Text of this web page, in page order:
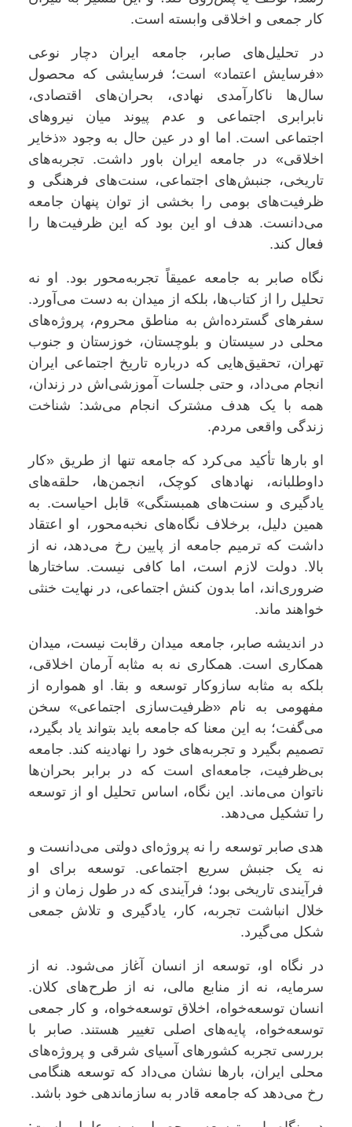
کار جمعی و اخلاقی وابسته است.
در تحلیل‌های صابر، جامعه ایران دچار نوعی
«فرسایش اعتماد» است؛ فرسایشی که محصول
سال‌ها ناکارآمدی نهادی، بحران‌های اقتصادی،
نابرابری اجتماعی و عدم پیوند میان نیروهای
اجتماعی است. اما او در عین حال به وجود «ذخایر
اخلاقی» در جامعه ایران باور داشت. تجربه‌های
تاریخی، جنبش‌های اجتماعی، سنت‌های فرهنگی و
ظرفیت‌های بومی را بخشی از توان پنهان جامعه
می‌دانست. هدف او این بود که این ظرفیت‌ها را
فعال کند.
نگاه صابر به جامعه عمیقاً تجربه‌محور بود. او نه
تحلیل را از کتاب‌ها، بلکه از میدان به دست می‌آورد.
سفرهای گسترده‌اش به مناطق محروم، پروژه‌های
محلی در سیستان و بلوچستان، خوزستان و جنوب
تهران، تحقیق‌هایی که درباره تاریخ اجتماعی ایران
انجام می‌داد، و حتی جلسات آموزشی‌اش در زندان،
همه با یک هدف مشترک انجام می‌شد: شناخت
زندگی واقعی مردم.
او بارها تأکید می‌کرد که جامعه تنها از طریق «کار
داوطلبانه، نهادهای کوچک، انجمن‌ها، حلقه‌های
یادگیری و سنت‌های همبستگی» قابل احیاست. به
همین دلیل، برخلاف نگاه‌های نخبه‌محور، او اعتقاد
داشت که ترمیم جامعه از پایین رخ می‌دهد، نه از
بالا. دولت لازم است، اما کافی نیست. ساختارها
ضروری‌اند، اما بدون کنش اجتماعی، در نهایت خنثی
خواهند ماند.
در اندیشه صابر، جامعه میدان رقابت نیست، میدان
همکاری است. همکاری نه به مثابه آرمان اخلاقی،
بلکه به مثابه سازوکار توسعه و بقا. او همواره از
مفهومی به نام «ظرفیت‌سازی اجتماعی» سخن
می‌گفت؛ به این معنا که جامعه باید بتواند یاد بگیرد،
تصمیم بگیرد و تجربه‌های خود را نهادینه کند. جامعه
بی‌ظرفیت، جامعه‌ای است که در برابر بحران‌ها
ناتوان می‌ماند. این نگاه، اساس تحلیل او از توسعه
را تشکیل می‌دهد.
هدی صابر توسعه را نه پروژه‌ای دولتی می‌دانست و
نه یک جنبش سریع اجتماعی. توسعه برای او
فرآیندی تاریخی بود؛ فرآیندی که در طول زمان و از
خلال انباشت تجربه، کار، یادگیری و تلاش جمعی
شکل می‌گیرد.
در نگاه او، توسعه از انسان آغاز می‌شود. نه از
سرمایه، نه از منابع مالی، نه از طرح‌های کلان.
انسان توسعه‌خواه، اخلاق توسعه‌خواه، و کار جمعی
توسعه‌خواه، پایه‌های اصلی تغییر هستند. صابر با
بررسی تجربه کشورهای آسیای شرقی و پروژه‌های
محلی ایران، بارها نشان می‌داد که توسعه هنگامی
رخ می‌دهد که جامعه قادر به سازماندهی خود باشد.